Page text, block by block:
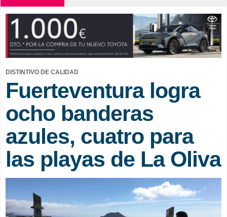
DISTINTIVO DE CALIDAD
Fuerteventura logra
ocho banderas
azules, cuatro para
las playas de La Oliva